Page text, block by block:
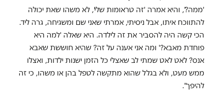
'ממה?', והיא אמרה 'זה טראומות שלי', לא משהו שאת יכולה
להתווכח איתו, אבל ניסיתי, אמרתי שאני שם ומשגיחה, גרה ליד.
הכי קשה היה להסביר את זה לילדה. היא שאלה 'למה היא
פוחדת מאבא?' ומה אני אענה על זה? שהיא חוששת שאבא
אנס? לאט לאט שמתי לב שאצלי כל הזמן ישנות ילדות, ואצלו
ממש מעט, ולא בגלל שהוא מתקשה לטפל בהן או משהו, כי זה
להיפך".